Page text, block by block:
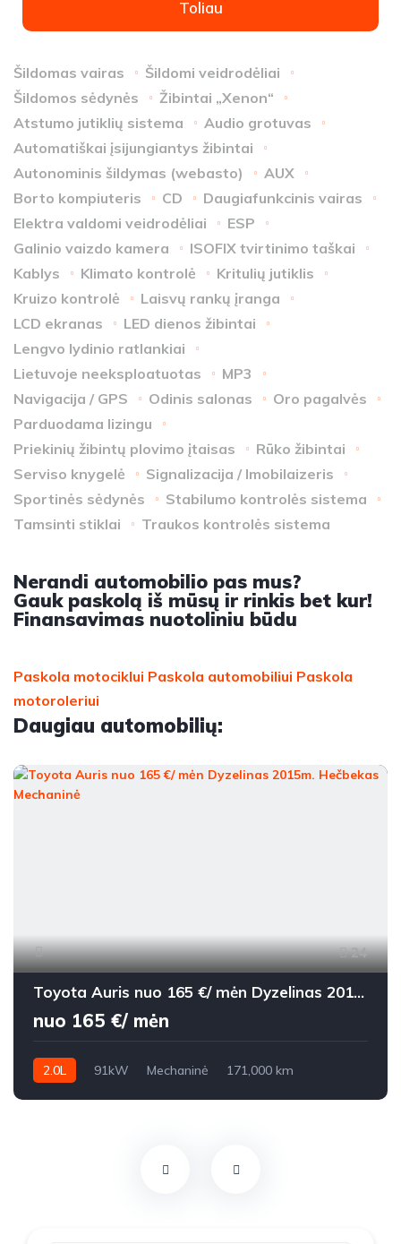
Toliau
Šildomas vairas
Šildomi veidrodėliai
Šildomos sėdynės
Žibintai „Xenon“
Atstumo jutiklių sistema
Audio grotuvas
Automatiškai įsijungiantys žibintai
Autonominis šildymas (webasto)
AUX
Borto kompiuteris
CD
Daugiafunkcinis vairas
Elektra valdomi veidrodėliai
ESP
Galinio vaizdo kamera
ISOFIX tvirtinimo taškai
Kablys
Klimato kontrolė
Kritulių jutiklis
Kruizo kontrolė
Laisvų rankų įranga
LCD ekranas
LED dienos žibintai
Lengvo lydinio ratlankiai
Lietuvoje neeksploatuotas
MP3
Navigacija / GPS
Odinis salonas
Oro pagalvės
Parduodama lizingu
Priekinių žibintų plovimo įtaisas
Rūko žibintai
Serviso knygelė
Signalizacija / Imobilaizeris
Sportinės sėdynės
Stabilumo kontrolės sistema
Tamsinti stiklai
Traukos kontrolės sistema
Nerandi automobilio pas mus?
Gauk paskolą iš mūsų ir rinkis bet kur!
Finansavimas nuotoliniu būdu
Paskola motociklui Paskola automobiliui Paskola
motoroleriui
Daugiau automobilių:
24
Toyota Auris nuo 165 €/ mėn Dyzelinas 2015m. Hečbekas Mechaninė
nuo 165 €/ mėn
2.0L 91kW Mechaninė
171,000 km